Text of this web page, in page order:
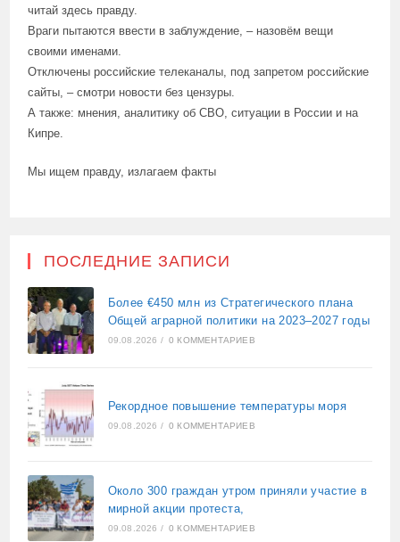
читай здесь правду.
Враги пытаются ввести в заблуждение, – назовём вещи
своими именами.
Отключены российские телеканалы, под запретом российские
сайты, – смотри новости без цензуры.
А также: мнения, аналитику об СВО, ситуации в России и на
Кипре.
Мы ищем правду, излагаем факты
ПОСЛЕДНИЕ ЗАПИСИ
Более €450 млн из Стратегического плана
Общей аграрной политики на 2023–2027 годы
09.08.2026 / 0 КОММЕНТАРИЕВ
Рекордное повышение температуры моря
09.08.2026 / 0 КОММЕНТАРИЕВ
Около 300 граждан утром приняли участие в
мирной акции протеста,
09.08.2026 / 0 КОММЕНТАРИЕВ